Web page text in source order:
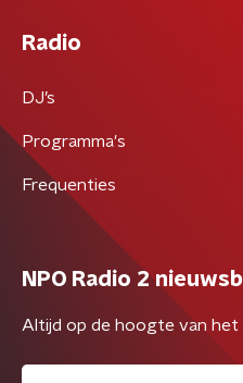
Radio
DJ’s
Programma's
Frequenties
NPO Radio 2
Altijd op de hoogte van het